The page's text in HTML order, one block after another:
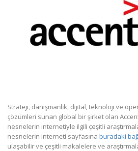
Strateji, danışmanlık, dijital, teknoloji ve
çözümleri sunan global bir şirket olan
nesnelerin internetiyle ilgili çeşitli
nesnelerin interneti sayfasına buradaki
ulaşabilir ve çeşitli makalelere ve